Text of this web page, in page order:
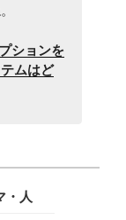
ションを
ムはど
・人